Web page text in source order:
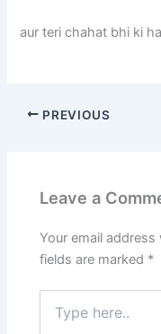
aur teri chahat bhi ki
PREVIOUS
Leave a
Your email
fields are marked *
here..